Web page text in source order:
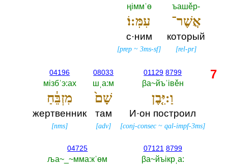
ъашěр-‎
אֲשֶׁר־
который
[rel-pr]
ңiммˈө
עִמּֽ:וֹ׃
с·ним
[prep ~3ms-sf]
01129 8799
βа~йъˈiвěн
וַ:יִּ֤בֶן
И·он построил
[conj-consec ~qal-impf-3ms]
08033
шˌа:м
שָׁם֙
там
[adv]
04196
мiзбˈэ:ах
מִזְבֵּ֔חַ
жертвенник
[nms]
07121 8799
βа~йъiкрˌа:‎
04725
ља~_~мма:кˈөм
7